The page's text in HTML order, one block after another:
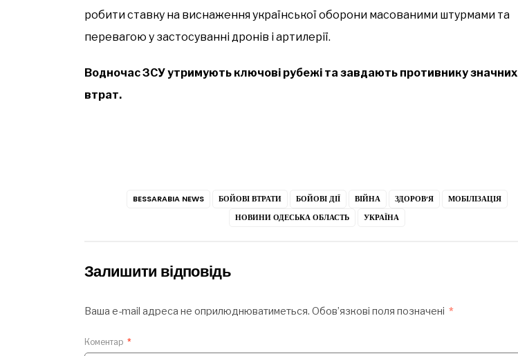
робити ставку на виснаження української оборони масованими штурмами та
перевагою у застосуванні дронів і артилерії.
Водночас ЗСУ утримують ключові рубежі та завдають противнику значних
втрат.
BESSARABIA NEWS БОЙОВІ ВТРАТИ БОЙОВІ ДІЇ ВІЙНА ЗДОРОВ’Я
МОБІЛІЗАЦІЯ
НОВИНИ ОДЕСЬКА ОБЛАСТЬ
УКРАЇНА
Залишити відповідь
Ваша e-mail адреса не оприлюднюватиметься. Обов’язкові поля позначені *
Коментар *